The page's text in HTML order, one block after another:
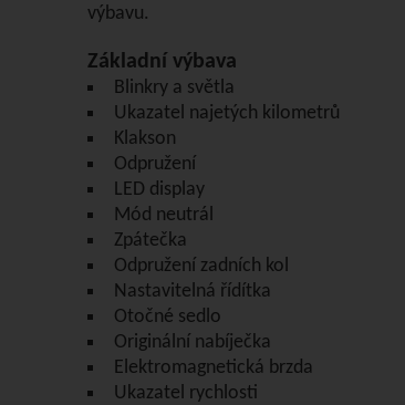
výbavu.
Základní výbava
Blinkry a světla
Ukazatel najetých kilometrů
Klakson
Odpružení
LED display
Mód neutrál
Zpátečka
Odpružení zadních kol
Nastavitelná řídítka
Otočné sedlo
Originální nabíječka
Elektromagnetická brzda
Ukazatel rychlosti